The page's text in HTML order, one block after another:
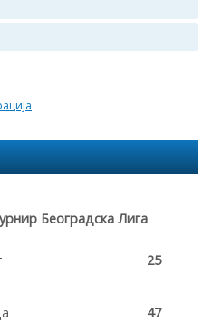
Београдска Лига
25
47